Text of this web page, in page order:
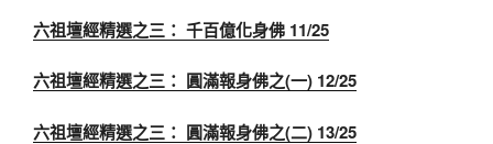
六祖壇經精選之三： 千百億化身佛 11/25
六祖壇經精選之三： 圓滿報身佛之(一) 12/25
六祖壇經精選之三： 圓滿報身佛之(二) 13/25